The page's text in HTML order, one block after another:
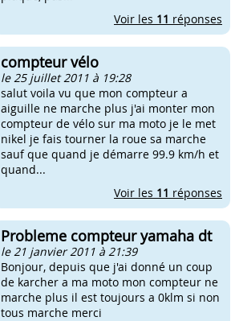
Voir les 11 réponses
compteur vélo
le 25 juillet 2011 à 19:28
salut voila vu que mon compteur a
aiguille ne marche plus j'ai monter mon
compteur de vélo sur ma moto je le met
nikel je fais tourner la roue sa marche
sauf que quand je démarre 99.9 km/h et
quand...
Voir les 11 réponses
Probleme compteur yamaha dt
le 21 janvier 2011 à 21:39
Bonjour, depuis que j'ai donné un coup
de karcher a ma moto mon compteur ne
marche plus il est toujours a 0klm si non
tous marche merci